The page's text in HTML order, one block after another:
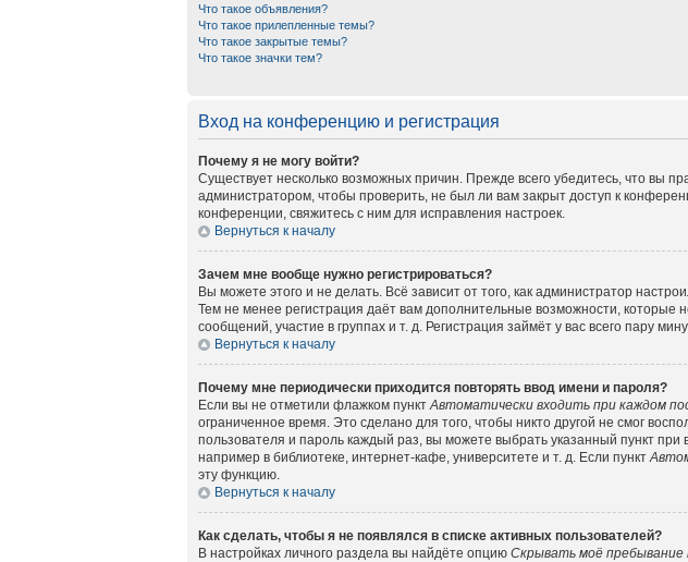
Что такое объявления?
Что такое прилепленные темы?
Что такое закрытые темы?
Что такое значки тем?
Вход на конференцию и регистрация
Почему я не могу войти?
Существует несколько возможных причин. Прежде всего убедитесь, что вы
администратором, чтобы проверить, не был ли вам закрыт доступ к
конференции, свяжитесь с ним для исправления настроек.
Вернуться к началу
Зачем мне вообще нужно регистрироваться?
Вы можете этого и не делать. Всё зависит от того, как администратор
Тем не менее регистрация даёт вам дополнительные возможности,
сообщений, участие в группах и т. д. Регистрация займёт у вас всего пару
Вернуться к началу
Почему мне периодически приходится повторять ввод имени и пароля?
Если вы не отметили флажком пунктАвтоматически входить при каждом
ограниченное время. Это сделано для того, чтобы никто другой не смог
пользователя и пароль каждый раз, вы можете выбрать указанный пункт
например в библиотеке, интернет-кафе, университете и т. д. Если пункт
эту функцию.
Вернуться к началу
Как сделать, чтобы я не появлялся в списке активных пользователей?
В настройках личного раздела вы найдёте опцию Скрывать моё пребывание